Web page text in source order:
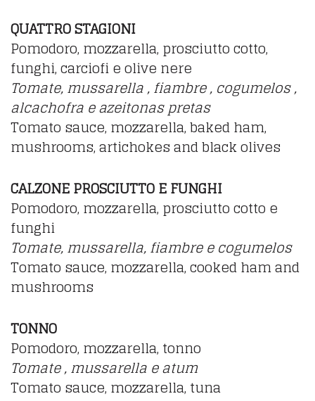
QUATTRO STAGIONI
Pomodoro, mozzarella, prosciutto cotto,
funghi, carciofi e olive nere
Tomate, mussarella , fiambre , cogumelos ,
alcachofra e azeitonas pretas
Tomato sauce, mozzarella, baked ham,
mushrooms, artichokes and black olives
CALZONE PROSCIUTTO E FUNGHI
Pomodoro, mozzarella, prosciutto cotto e
funghi
Tomate, mussarella, fiambre e cogumelos
Tomato sauce, mozzarella, cooked ham and
mushrooms
TONNO
Pomodoro, mozzarella, tonno
Tomate , mussarella e atum
Tomato sauce, mozzarella, tuna